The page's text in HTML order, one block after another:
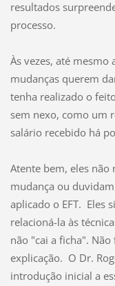
resultados
processo.
Às vezes, até mesmo
mudanças querem
tenha realizado o
sem nexo, como um
salário recebido há
Atente bem, eles não
mudança ou
aplicado o EFT. Eles
relacioná-la às
não "cai a ficha".
explicação. O Dr.
introdução inicial a